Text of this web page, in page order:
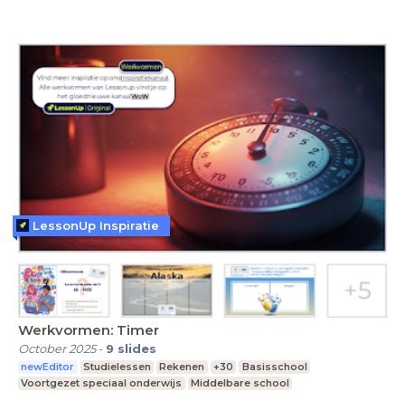
Werkvormen: Timer
October 2025- 9 slides
newEditor Studielessen Rekenen +30
Basisschool
Voortgezet speciaal onderwijs
Middelbare school
LessonUp Inspiratie